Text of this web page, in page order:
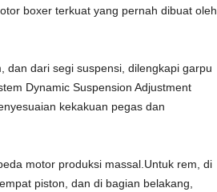
boxer terkuat yang pernah dibuat oleh
dan dari segi suspensi, dilengkapi garpu
Dynamic Suspension Adjustment
kekakuan pegas dan
motor produksi massal.Untuk rem, di
piston, dan di bagian belakang,